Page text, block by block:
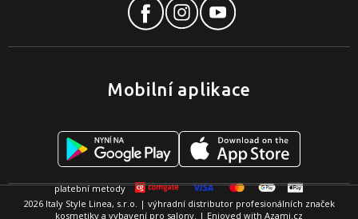
Mobilní aplikace
2026 Italy Style Linea, s.r.o. | výhradní distributor profesionálních značek
kosmetiky a vybavení pro salony. | Enjoyed with Azami.cz